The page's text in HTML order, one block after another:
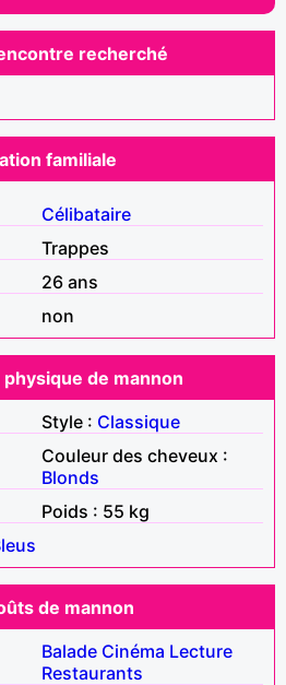
recherché
familiale
Célibataire
Trappes
26 ans
non
de mannon
Style : Classique
Couleur des cheveux :
Blonds
Poids : 55 kg
de mannon
Balade Cinéma Lecture
Restaurants